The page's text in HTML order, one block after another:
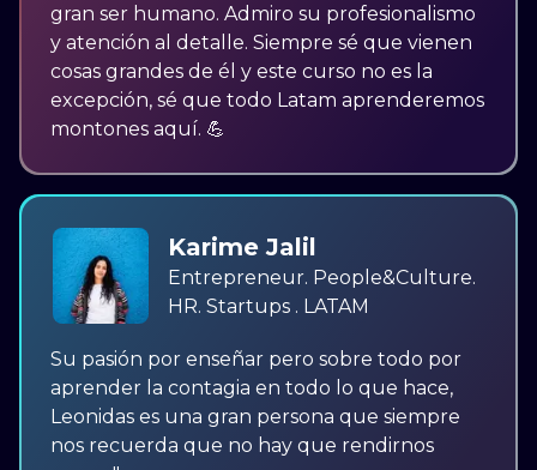
gran ser humano. Admiro su profesionalismo
y atención al detalle. Siempre sé que vienen
cosas grandes de él y este curso no es la
excepción, sé que todo Latam aprenderemos
montones aquí. 💪
Karime Jalil
Entrepreneur. People&Culture.
HR. Startups . LATAM
Su pasión por enseñar pero sobre todo por
aprender la contagia en todo lo que hace,
Leonidas es una gran persona que siempre
nos recuerda que no hay que rendirnos